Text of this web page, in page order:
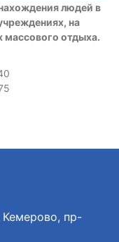
людей в
на
массового отдыха.
Кемерово, пр-